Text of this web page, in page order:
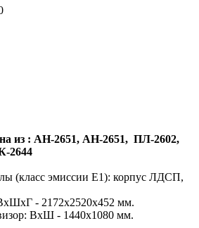
из : АН-2651, АН-2651, ПЛ-2602,
2644
(класс эмиссии Е1): корпус ЛДСП,
- 2172х2520х452 мм.
ВхШ - 1440х1080 мм.